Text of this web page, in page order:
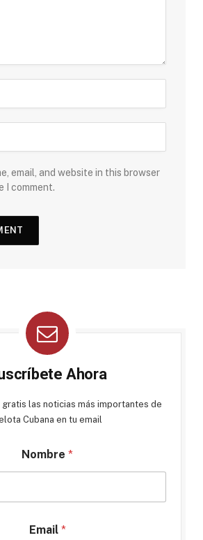
email, and website in this browser
I comment.
Ahora
las noticias más importantes de
Cubana en tu email
Nombre *
Email *